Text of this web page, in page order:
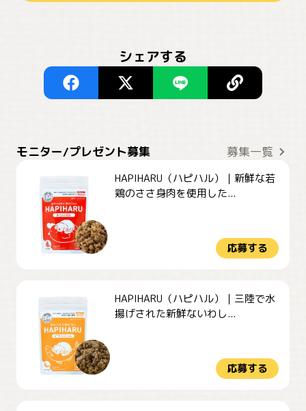
シェアする
モニター/プレゼント募集 募集一覧
HAPIHARU（ハピハル）｜新鮮な若
鶏のささ身肉を使用した...
応募する
HAPIHARU（ハピハル）｜三陸で水
揚げされた新鮮ないわし...
応募する